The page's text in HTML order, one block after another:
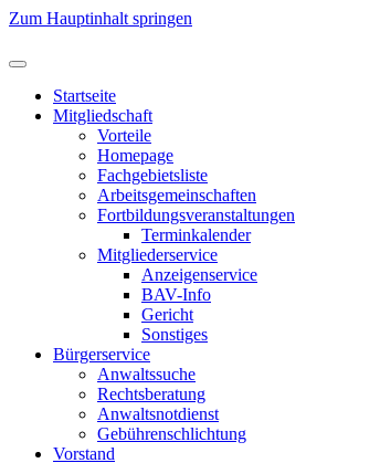
Zum Hauptinhalt springen
Startseite
Mitgliedschaft
Vorteile
Homepage
Fachgebietsliste
Arbeitsgemeinschaften
Fortbildungsveranstaltungen
Terminkalender
Mitgliederservice
Anzeigenservice
BAV-Info
Gericht
Sonstiges
Bürgerservice
Anwaltssuche
Rechtsberatung
Anwaltsnotdienst
Gebührenschlichtung
Vorstand